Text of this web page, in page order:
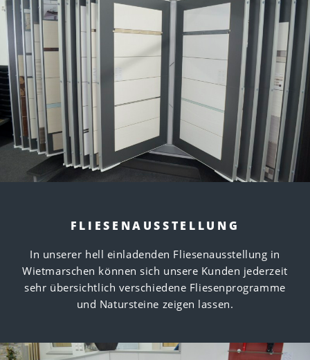
FLIESENAUSSTELLUNG
In unserer hell einladenden Fliesenausstellung in
Wietmarschen können sich unsere Kunden jederzeit
sehr übersichtlich verschiedene Fliesenprogramme
und Natursteine zeigen lassen.